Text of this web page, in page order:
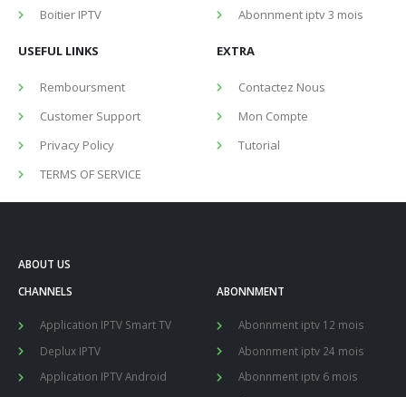
Boitier IPTV Abonnment iptv 3 mois
USEFUL LINKS
Remboursment
Customer Support
Privacy Policy
TERMS OF SERVICE
EXTRA
Contactez Nous
Mon Compte
Tutorial
ABOUT US
CHANNELS
Application IPTV Smart TV
Deplux IPTV
Application IPTV Android
ABONNMENT
Abonnment iptv 12 mois
Abonnment iptv 24 mois
Abonnment iptv 6 mois